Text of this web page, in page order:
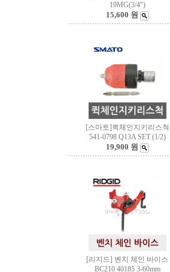
19MG(3/4")
15,600 원
[스마토]퀵체인지키리스척
541-0798 Q13A SET (1/2)
19,900 원
[리지드] 벤치 체인 바이스
BC210 40185 3-60mm